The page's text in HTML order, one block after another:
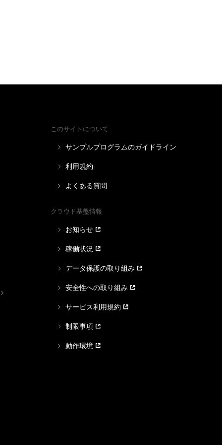
このサイトについて
サンプルプログラムのガイドライン
利用規約
よくある質問
クラウド基盤情報
お知らせ
稼働状況
データ保護の取り組み
安全性への取り組み
サービス利用規約
制限事項
動作環境